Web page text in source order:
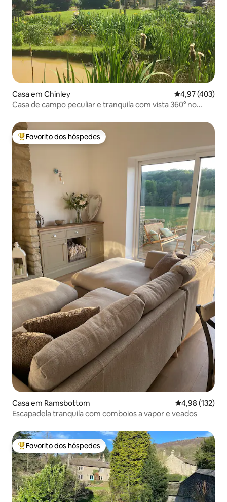
Casa em Chinley Classificação
4,97 (403)
Casa de campo peculiar e tranquila com vista 360° no
Favoritos dos hóspedes mais apreciados
Favorito dos hóspedes
Casa em Ramsbottom Classificação
4,98 (132)
Escapadela tranquila com comboios a vapor e veados
Favoritos dos hóspedes mais apreciados
Favorito dos hóspedes